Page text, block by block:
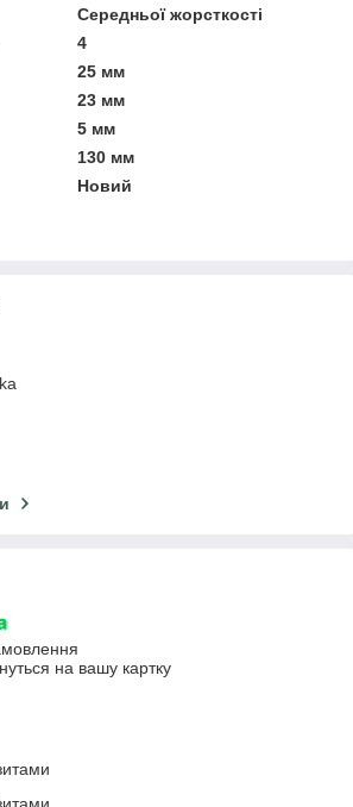
Середньої жорсткості
4
25 мм
23 мм
5 мм
130 мм
Новий
на вашу картку